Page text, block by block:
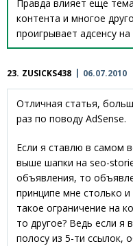
Правда влияет еще
контента и многое
проигрывает адсенсу
23. ZUSICKS438 06.07.2010
Отличная статья,
раз по поводу AdSense.
Если я ставлю в самом
выше шапки на seo-
объявления, то
принципе мне столько
такое ограничение на
то другое? Ведь если
полосу из 5-ти ссылок,